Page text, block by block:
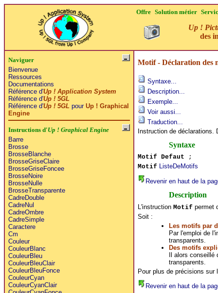
Offre Solution métier
Up !
des
Naviguer
Bienvenue
Ressources
Documentations
Référence d'Up ! Application System
Référence d'Up ! 5GL
Référence d'Up ! 5GL pour Up ! Graphical
Engine
Instructions d'Up ! Graphical Engine
Barre
Brosse
BrosseBlanche
BrosseGriseClaire
BrosseGriseFoncee
BrosseNoire
BrosseNulle
BrosseTransparente
CadreDouble
CadreNul
CadreOmbre
CadreSimple
Caractere
Cm
Couleur
CouleurBlanc
CouleurBleu
CouleurBleuClair
CouleurBleuFonce
CouleurCyan
CouleurCyanClair
Motif - Déclaration des
Syntaxe...
Description...
Exemple...
Voir aussi...
Traduction...
Instruction de déclarations.
Syntaxe
Motif Defaut ;
Motif ListeDeMotifs
Revenir en haut de la
Description
L'instruction Motifpermet
Soit :
Les motifs par
Par l'emploi de
transparents.
Des motifs
Il alors conseillé
transparents.
Pour plus de précisions
Revenir en haut de la